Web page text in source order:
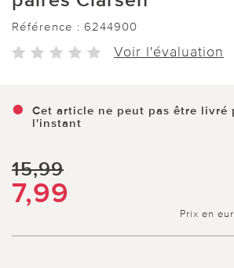
Référence : 6244900
Voir l'évaluation
Cet article ne peut pas être livré
l'instant
15,99
7,99
Prix en